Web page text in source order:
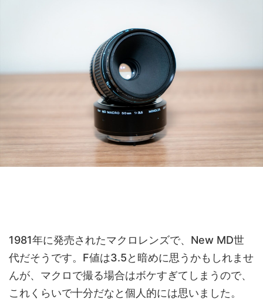
1981年に発売されたマクロレンズで、New MD世
代だそうです。F値は3.5と暗めに思うかもしれませ
んが、マクロで撮る場合はボケすぎてしまうので、
これくらいで十分だなと個人的には思いました。